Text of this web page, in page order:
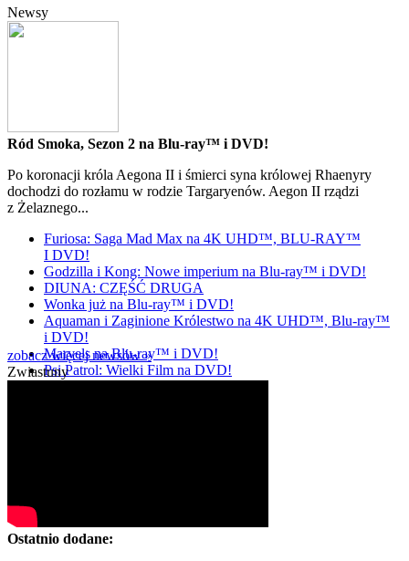
Newsy
Ród Smoka, Sezon 2 na Blu-ray™ i DVD!
Po koronacji króla Aegona II i śmierci syna królowej Rhaenyry
dochodzi do rozłamu w rodzie Targaryenów. Aegon II rządzi
z Żelaznego...
Furiosa: Saga Mad Max na 4K UHD™, BLU-RAY™
I DVD!
Godzilla i Kong: Nowe imperium na Blu-ray™ i DVD!
DIUNA: CZĘŚĆ DRUGA
Wonka już na Blu-ray™ i DVD!
Aquaman i Zaginione Królestwo na 4K UHD™, Blu-ray™
i DVD!
Marvels na Blu-ray™ i DVD!
Psi Patrol: Wielki Film na DVD!
zobacz więcej newsów »
Zwiastuny
Ostatnio dodane: